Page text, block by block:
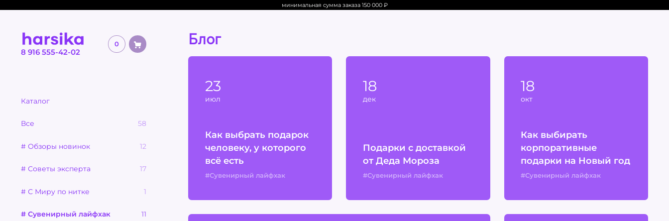
минимальная сумма заказа 150 000₽
8 916 555-42-02
0
Каталог
Все 58
# Обзоры новинок 12
# Советы эксперта 17
# С Миру по нитке 1
# Сувенирный лайфхак 11
Блог
23
июл
Как выбрать подарок
человеку, у которого
всё есть
#Сувенирный лайфхак
18
дек
Подарки с доставкой
от Деда Мороза
#Сувенирный лайфхак
18
окт
Как выбирать
корпоративные
подарки на Новый год
#Сувенирный лайфхак